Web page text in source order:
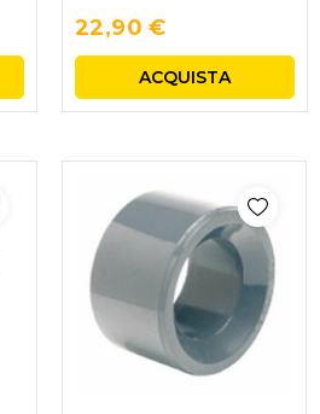
22,90 €
ACQUISTA